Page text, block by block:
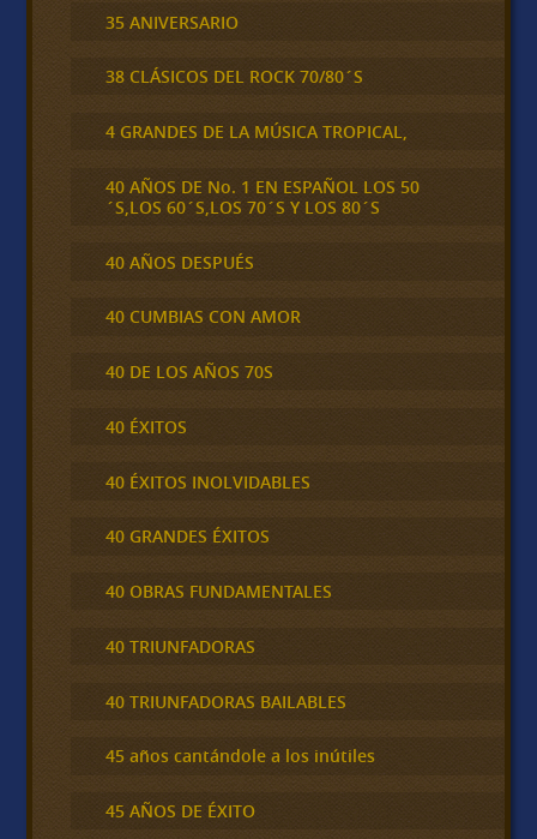
35 ANIVERSARIO
38 CLÁSICOS DEL ROCK 70/80´S
4 GRANDES DE LA MÚSICA TROPICAL,
40 AÑOS DE No. 1 EN ESPAÑOL LOS 50
´S,LOS 60´S,LOS 70´S Y LOS 80´S
40 AÑOS DESPUÉS
40 CUMBIAS CON AMOR
40 DE LOS AÑOS 70S
40 ÉXITOS
40 ÉXITOS INOLVIDABLES
40 GRANDES ÉXITOS
40 OBRAS FUNDAMENTALES
40 TRIUNFADORAS
40 TRIUNFADORAS BAILABLES
45 años cantándole a los inútiles
45 AÑOS DE ÉXITO